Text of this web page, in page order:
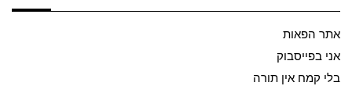
אתר הפאות
אני בפייסבוק
בלי קמח אין תורה